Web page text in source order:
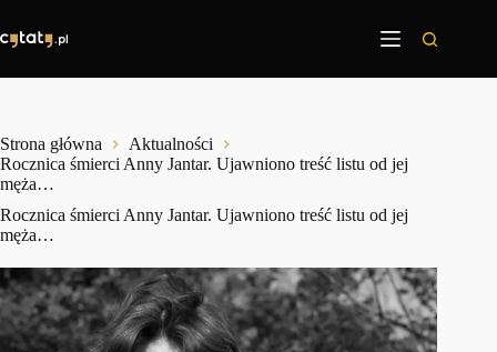
treści
Strona główna
Aktualności
Rocznica śmierci Anny Jantar. Ujawniono treść listu od jej
męża…
Rocznica śmierci Anny Jantar. Ujawniono treść listu od jej
męża…